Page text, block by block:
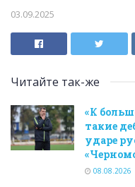
03.09.2025
Читайте так-же
«К
такие
ударе
08.08.2026